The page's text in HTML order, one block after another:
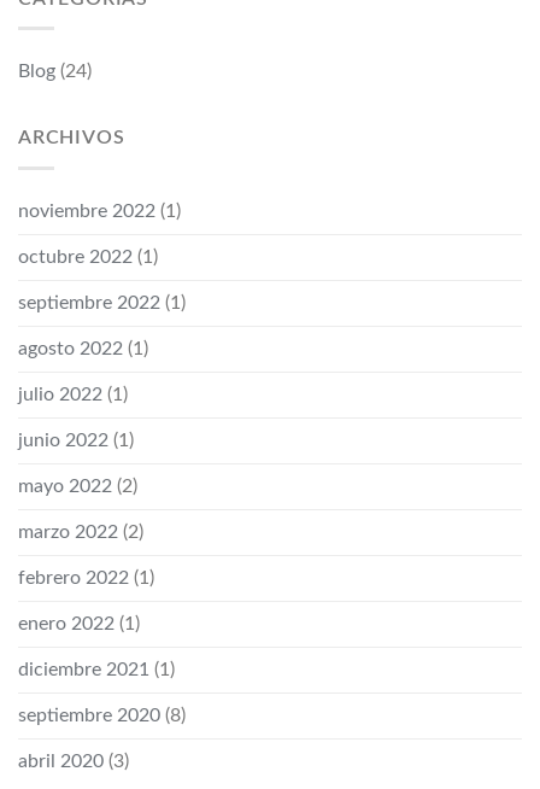
Blog (24)
ARCHIVOS
noviembre 2022 (1)
octubre 2022 (1)
septiembre 2022 (1)
agosto 2022 (1)
julio 2022 (1)
junio 2022 (1)
mayo 2022 (2)
marzo 2022 (2)
febrero 2022 (1)
enero 2022 (1)
diciembre 2021 (1)
septiembre 2020 (8)
abril 2020 (3)